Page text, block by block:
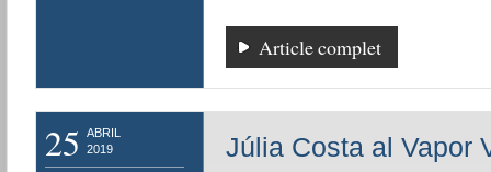
Article complet
25
ABRIL
2019
Júlia Costa al Vapor